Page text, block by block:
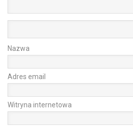
Nazwa
Adres email
Witryna internetowa